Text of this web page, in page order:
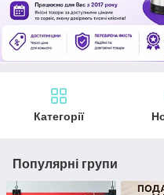
Категорії
Популярні групи